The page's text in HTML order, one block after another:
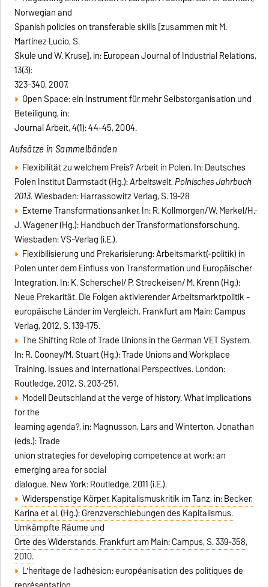
Norwegian and
Spanish policies on transferable skills [zusammen mit M.
Martínez Lucio, S.
Skule und W. Kruse], in: European Journal of Industrial Relations,
13(3):
323-340, 2007.
Open Space: ein Instrument für mehr Selbstorganisation und
Beteiligung, in:
Journal Arbeit, 4(1): 44-45, 2004.
Aufsätze in Sammelbänden
Flexibilität zu welchem Preis? Arbeit in Polen. In: Deutsches
Polen Institut Darmstadt (Hg.):Arbeitswelt. Polnisches Jahrbuch
2013. Wiesbaden: Harrassowitz Verlag, S. 19-28
Externe Transformationsanker. In: R. Kollmorgen/W. Merkel/H.-
J. Wagener (Hg.): Handbuch der Transformationsforschung.
Wiesbaden: VS-Verlag (i.E.).
Flexibilisierung und Prekarisierung: Arbeitsmarkt(-politik) in
Polen unter dem Einfluss von Transformation und Europäischer
Integration. In: K. Scherschel/ P. Streckeisen/ M. Krenn (Hg.):
Neue Prekarität. Die Folgen aktivierender Arbeitsmarktpolitik -
europäische Länder im Vergleich. Frankfurt am Main: Campus
Verlag, 2012, S. 139-175.
The Shifting Role of Trade Unions in the German VET System.
In: R. Cooney/M. Stuart (Hg.): Trade Unions and Workplace
Training. Issues and International Perspectives. London:
Routledge, 2012, S. 203-251.
Modell Deutschland at the verge of history. What implications
for the
learning agenda?, in: Magnusson, Lars and Winterton, Jonathan
(eds.): Trade
union strategies for developing competence at work: an
emerging area for social
dialogue. New York: Routledge, 2011 (i.E.).
Widerspenstige Körper. Kapitalismuskritik im Tanz, in: Becker,
Karina et al. (Hg.): Grenzverschiebungen des Kapitalismus.
Umkämpfte Räume und
Orte des Widerstands. Frankfurt am Main: Campus, S. 339-358,
2010.
L'heritage de l'adhésion: européanisation des politiques de